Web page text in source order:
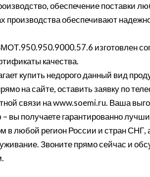
обеспечение поставки
производства обеспечивают
изготовлен
качества.
купить недорого данный вид
на сайте, оставить заявку по
связи на www.soemi.ru. Ваша
вы получаете гарантированно
в любой регион России и стран
Звоните прямо сейчас и